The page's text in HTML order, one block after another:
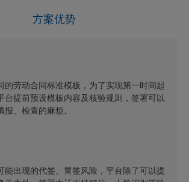
方案优势
的劳动合同标准模板，为了实现第一时间起
台提前预设模板内容及核验规则，签署可以
、检查的麻烦。
能出现的代签、冒签风险，平台除了可以提